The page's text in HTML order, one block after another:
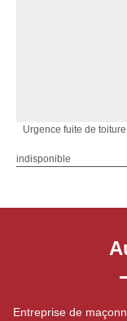
Urgence fuite de
indisponible
Entreprise de